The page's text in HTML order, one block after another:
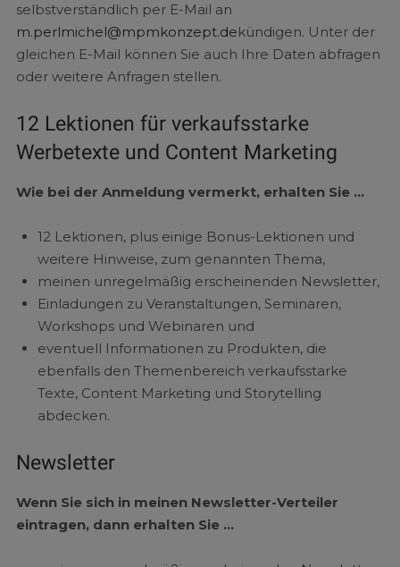
selbstverständlich per E-Mail an
m.perlmichel@mpmkonzept.dekündigen. Unter der
gleichen E-Mail können Sie auch Ihre Daten abfragen
oder weitere Anfragen stellen.
12 Lektionen für verkaufsstarke
Werbetexte und Content Marketing
Wie bei der Anmeldung vermerkt, erhalten Sie …
12 Lektionen, plus einige Bonus-Lektionen und
weitere Hinweise, zum genannten Thema,
meinen unregelmäßig erscheinenden Newsletter,
Einladungen zu Veranstaltungen, Seminaren,
Workshops und Webinaren und
eventuell Informationen zu Produkten, die
ebenfalls den Themenbereich verkaufsstarke
Texte, Content Marketing und Storytelling
abdecken.
Newsletter
Wenn Sie sich in meinen Newsletter-Verteiler
eintragen, dann erhalten Sie …